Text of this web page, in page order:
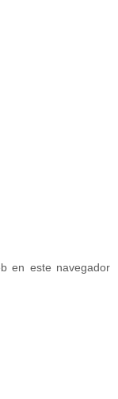
en este navegador